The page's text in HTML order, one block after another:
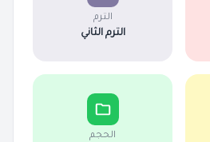
الترم
الترم الثاني
الحجم